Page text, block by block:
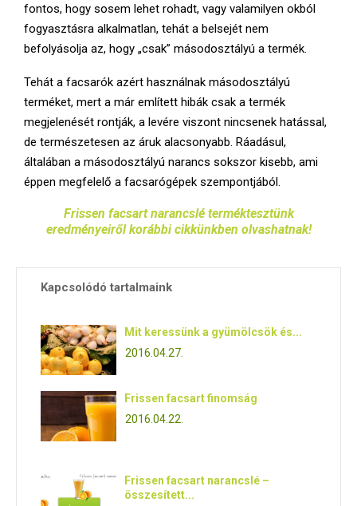
fontos, hogy sosem lehet rohadt, vagy valamilyen okból
fogyasztásra alkalmatlan, tehát a belsejét nem
befolyásolja az, hogy „csak” másodosztályú a termék.
Tehát a facsarók azért használnak másodosztályú
terméket, mert a már említett hibák csak a termék
megjelenését rontják, a levére viszont nincsenek hatással,
de természetesen az áruk alacsonyabb. Ráadásul,
általában a másodosztályú narancs sokszor kisebb, ami
éppen megfelelő a facsarógépek szempontjából.
Frissen facsart narancslé terméktesztünk
eredményeiről korábbi cikkünkben olvashatnak!
Kapcsolódó tartalmaink
Mit keressünk a gyümölcsök és...
2016.04.27.
Frissen facsart finomság
2016.04.22.
Frissen facsart narancslé –
összesített...